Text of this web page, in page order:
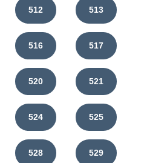
512 513
516 517
520 521
524 525
528 529